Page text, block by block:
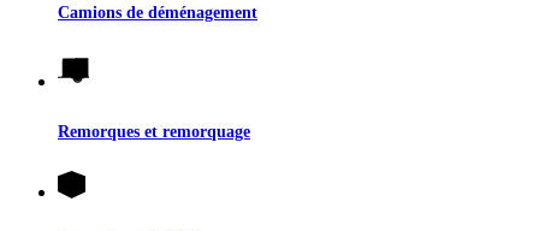
Camions de déménagement
Remorques et remorquage